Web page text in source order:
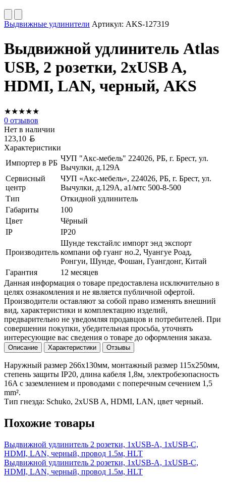
Выдвижные удлинители Артикул: AKS-127319
Выдвижной удлинитель Atlas
USB, 2 розетки, 2xUSB A,
HDMI, LAN, черный, AKS
★★★★★
0 отзывов
Нет в наличии
123,10
Характеристики
Импортер в РБ
ЧУП "Акс-мебель" 224026, РБ, г. Брест, ул.
Вычулки, д.129А
Сервисный
центр
ЧУП «Акс-мебель», 224026, РБ, г. Брест, ул.
Вычулки, д.129А, a1/мтс 500-8-500
Тип
Откидной удлинитель
Габариты
100
Цвет
Чёрный
IP
IP20
Производитель
Шунде текстайлс импорт энд экспорт
компани оф гуанг но.2, Чуангуе Роад,
Ронгуи, Шунде, Фошан, Гуангдонг, Китай
Гарантия
12 месяцев
Данная информация о товаре предоставлена исключительно в
целях ознакомления и не является публичной офертой.
Производители оставляют за собой право изменять внешний
вид, характеристики и комплектацию изделий,
предварительно не уведомляя продавцов и потребителей. При
совершении покупки, убедительная просьба, уточнять
интересующие вас сведения о товаре до оформления заказа.
Описание Характеристики Отзывы
Наружный размер 266х130мм, монтажный размер 115х250мм,
степень защиты IP20, длина кабеля 1,8м, электробезопасность
16A с заземлением и проводами с поперечным сечением 1,5
mm².
Тип гнезда: Schuko, 2xUSB A, HDMI, LAN, цвет черный.
Похожие товары
Выдвижной удлинитель 2 розетки, 1xUSB-A, 1xUSB-C,
HDMI, LAN, черный, провод 1.5м, HLT
Выдвижной удлинитель 2 розетки, 1xUSB-A, 1xUSB-C,
HDMI, LAN, черный, провод 1.5м, HLT